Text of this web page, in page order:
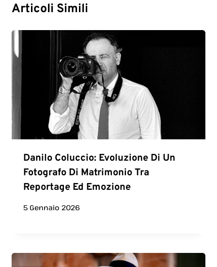
Articoli Simili
Danilo Coluccio: Evoluzione Di Un
Fotografo Di Matrimonio Tra
Reportage Ed Emozione
5 Gennaio 2026